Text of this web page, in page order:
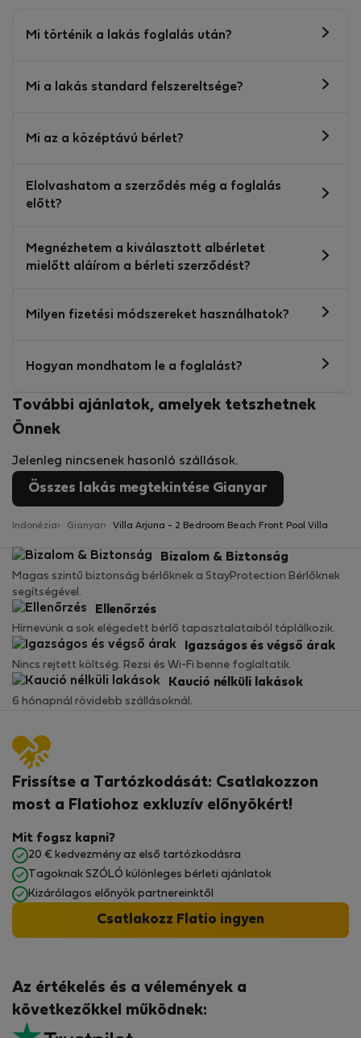
Mi történik a lakás foglalás után?
Mi a lakás standard felszereltsége?
Mi az a középtávú bérlet?
Elolvashatom a szerződés még a foglalás
előtt?
Megnézhetem a kiválasztott albérletet
mielőtt aláírom a bérleti szerződést?
Milyen fizetési módszereket használhatok?
Hogyan mondhatom le a foglalást?
További ajánlatok, amelyek tetszhetnek
Önnek
Jelenleg nincsenek hasonló szállások.
Összes lakás megtekintése Gianyar
Indonézia Gianyar Villa Arjuna - 2 Bedroom Beach Front Pool Villa
Bizalom & Biztonság
Magas szintű biztonság bérlőknek a StayProtection Bérlőknek
segítségével.
Ellenőrzés
Hírnevünk a sok elégedett bérlő tapasztalataiból táplálkozik.
Igazságos és végső árak
Nincs rejtett költség. Rezsi és Wi-Fi benne foglaltatik.
Kaució nélküli lakások
6 hónapnál rövidebb szállásoknál.
Az értékelés és a vélemények a
következőkkel működnek:
Frissítse a Tartózkodását: Csatlakozzon
most a Flatiohoz exkluzív előnyökért!
Mit fogsz kapni?
20 € kedvezmény az első tartózkodásra
Tagoknak SZÓLÓ különleges bérleti ajánlatok
Kizárólagos előnyök partnereinktől
Csatlakozz Flatio ingyen